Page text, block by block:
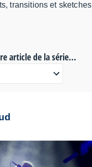
transitions et sketches
article de la série...